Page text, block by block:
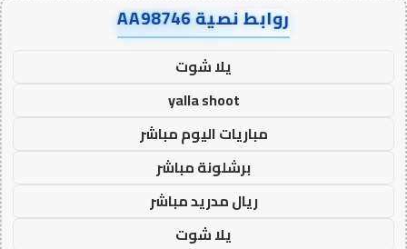
روابط نصية AA98746
يلا شوت
yalla shoot
مباريات اليوم مباشر
برشلونة مباشر
ريال مدريد مباشر
يلا شوت